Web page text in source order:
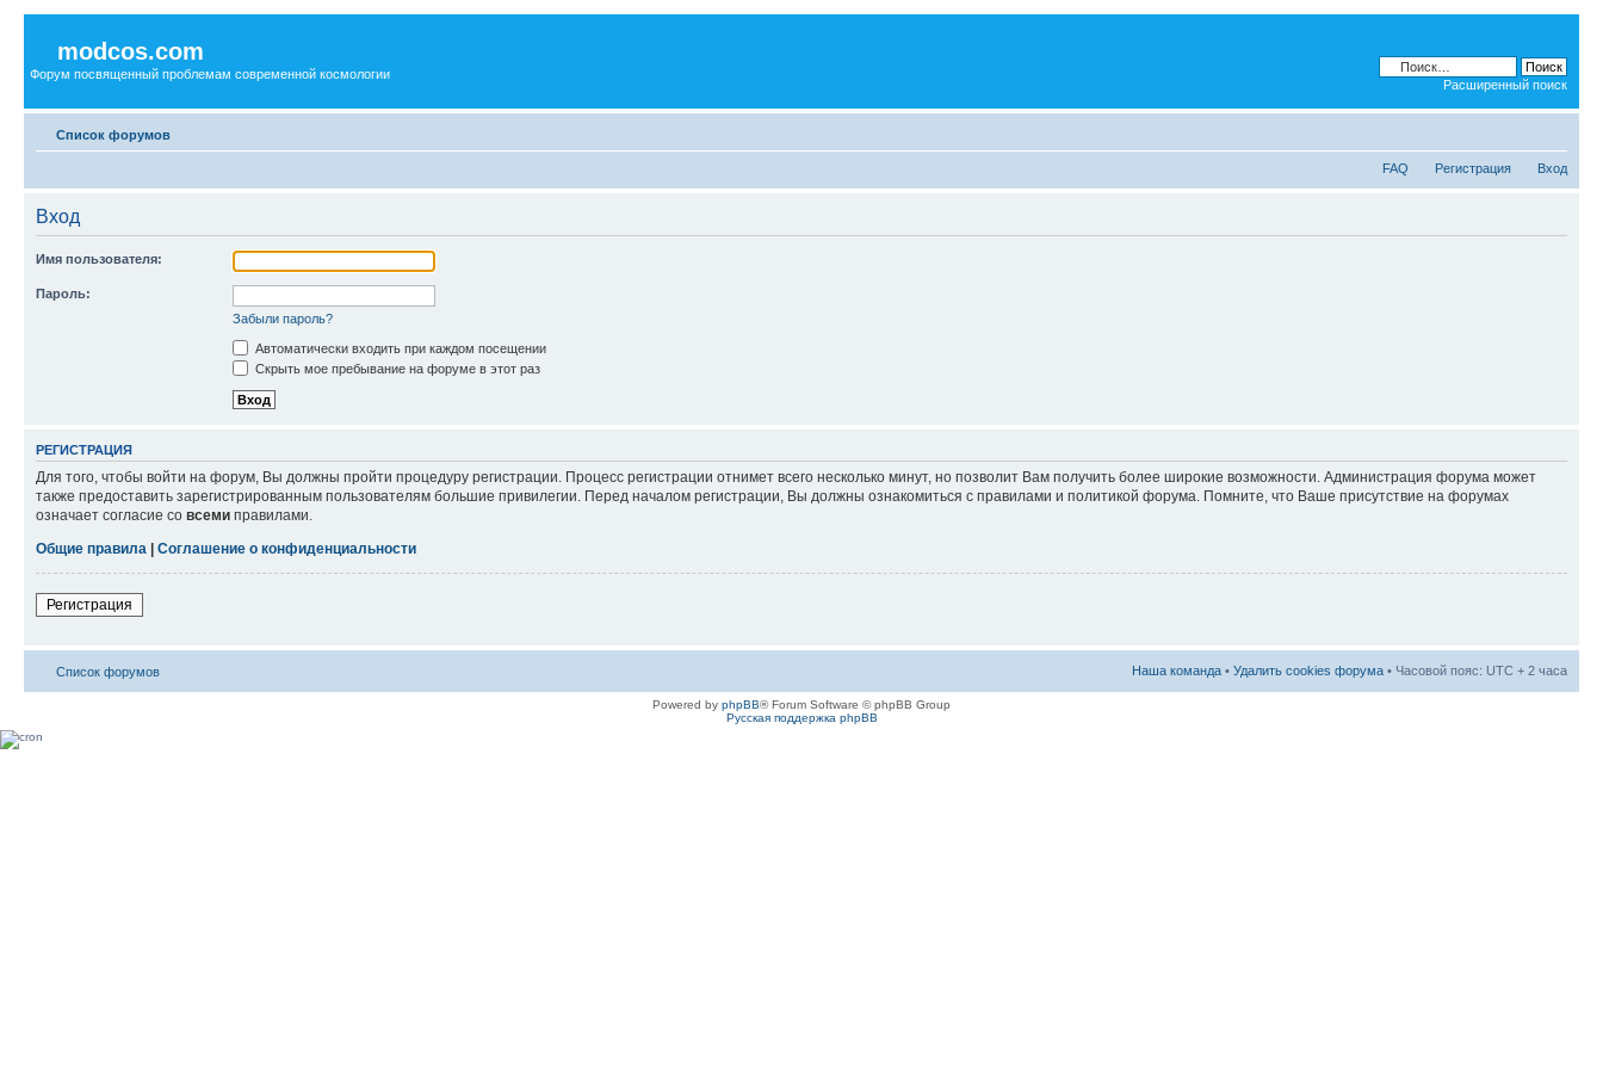
modcos.com
Форум посвященный проблемам современной космологии
Расширенный поиск
Список форумов
FAQ Регистрация Вход
Вход
Имя пользователя:
Пароль:
Забыли пароль?
Автоматически входить при каждом посещении
Скрыть мое пребывание на форуме в этот раз
РЕГИСТРАЦИЯ
Для того, чтобы войти на форум, Вы должны пройти процедуру регистрации. Процесс регистрации отнимет всего несколько минут, но позволит Вам получить более широкие возможности. Администрация форума может
также предоставить зарегистрированным пользователям большие привилегии. Перед началом регистрации, Вы должны ознакомиться с правилами и политикой форума. Помните, что Ваше присутствие на форумах
означает согласие со всеми правилами.
Общие правила
Соглашение о конфиденциальности
Регистрация
Список форумов Наша команда • Удалить cookies форума • Часовой пояс: UTC + 2 часа
Powered by phpBB® Forum Software © phpBB Group
Русская поддержка phpBB